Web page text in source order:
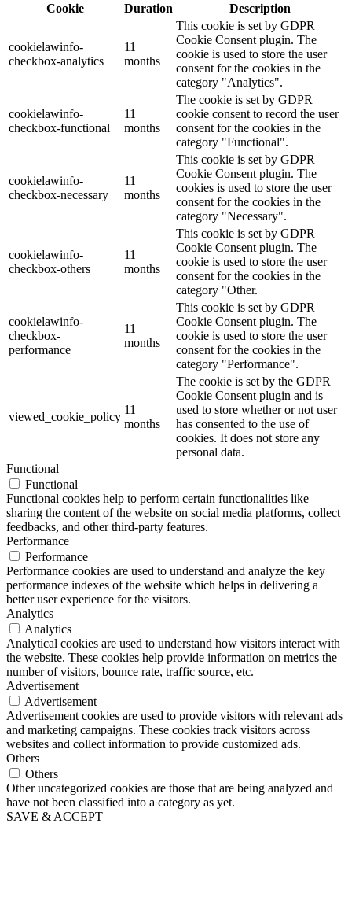
Cookie
Duration Description
cookielawinfo-
checkbox-analytics
11
months
This cookie is set by GDPR
Cookie Consent plugin. The
cookie is used to store the user
consent for the cookies in the
category "Analytics".
cookielawinfo-
checkbox-functional
11
months
The cookie is set by GDPR
cookie consent to record the user
consent for the cookies in the
category "Functional".
cookielawinfo-
checkbox-necessary
11
months
This cookie is set by GDPR
Cookie Consent plugin. The
cookies is used to store the user
consent for the cookies in the
category "Necessary".
cookielawinfo-
checkbox-others
11
months
This cookie is set by GDPR
Cookie Consent plugin. The
cookie is used to store the user
consent for the cookies in the
category "Other.
cookielawinfo-
checkbox-
performance
11
months
This cookie is set by GDPR
Cookie Consent plugin. The
cookie is used to store the user
consent for the cookies in the
category "Performance".
viewed_cookie_policy
11
months
The cookie is set by the GDPR
Cookie Consent plugin and is
used to store whether or not user
has consented to the use of
cookies. It does not store any
personal data.
Functional
Functional
Functional cookies help to perform certain functionalities like
sharing the content of the website on social media platforms, collect
feedbacks, and other third-party features.
Performance
Performance
Performance cookies are used to understand and analyze the key
performance indexes of the website which helps in delivering a
better user experience for the visitors.
Analytics
Analytics
Analytical cookies are used to understand how visitors interact with
the website. These cookies help provide information on metrics the
number of visitors, bounce rate, traffic source, etc.
Advertisement
Advertisement
Advertisement cookies are used to provide visitors with relevant ads
and marketing campaigns. These cookies track visitors across
websites and collect information to provide customized ads.
Others
Others
Other uncategorized cookies are those that are being analyzed and
have not been classified into a category as yet.
SAVE & ACCEPT